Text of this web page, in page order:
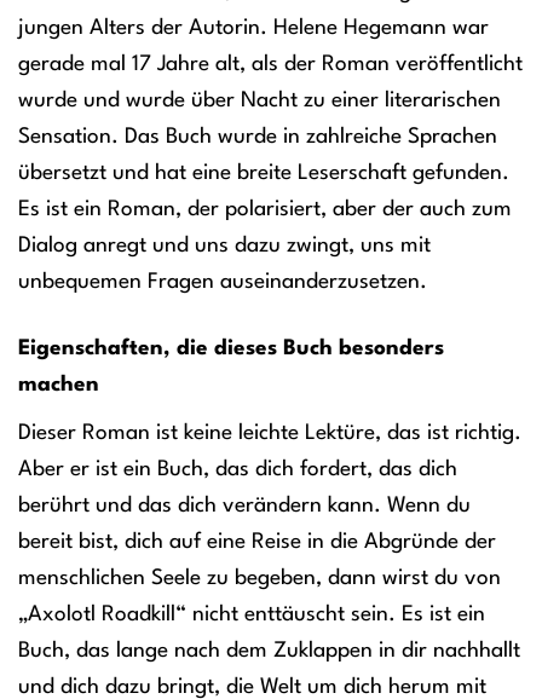
jungen Alters der Autorin. Helene Hegemann war
gerade mal 17 Jahre alt, als der Roman veröffentlicht
wurde und wurde über Nacht zu einer literarischen
Sensation. Das Buch wurde in zahlreiche Sprachen
übersetzt und hat eine breite Leserschaft gefunden.
Es ist ein Roman, der polarisiert, aber der auch zum
Dialog anregt und uns dazu zwingt, uns mit
unbequemen Fragen auseinanderzusetzen.
Eigenschaften, die dieses Buch besonders
machen
Dieser Roman ist keine leichte Lektüre, das ist richtig.
Aber er ist ein Buch, das dich fordert, das dich
berührt und das dich verändern kann. Wenn du
bereit bist, dich auf eine Reise in die Abgründe der
menschlichen Seele zu begeben, dann wirst du von
„Axolotl Roadkill“ nicht enttäuscht sein. Es ist ein
Buch, das lange nach dem Zuklappen in dir nachhallt
und dich dazu bringt, die Welt um dich herum mit